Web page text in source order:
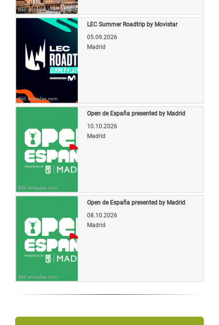
Bild: entradas.com
Bild: entradas.com
LEC Summer Roadtrip by Movistar
05.09.2026
Madrid
Bild: entradas.com
Open de España presented by Madrid
10.10.2026
Madrid
Bild: entradas.com
Open de España presented by Madrid
08.10.2026
Madrid